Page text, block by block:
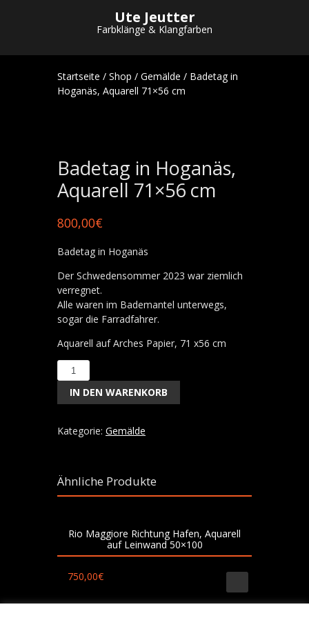
Ute Jeutter
Farbklänge & Klangfarben
Startseite / Shop / Gemälde / Badetag in
Hoganäs, Aquarell 71×56 cm
Badetag in Hoganäs,
Aquarell 71×56 cm
800,00€
Badetag in Hoganäs
Der Schwedensommer 2023 war ziemlich
verregnet.
Alle waren im Bademantel unterwegs,
sogar die Farradfahrer.
Aquarell auf Arches Papier, 71 x56 cm
Badetag
Hoganäs,
71x56
IN DEN WARENKORB
Kategorie: Gemälde
Ähnliche Produkte
Rio Maggiore Richtung Hafen, Aquarell
auf Leinwand 50×100
750,00€